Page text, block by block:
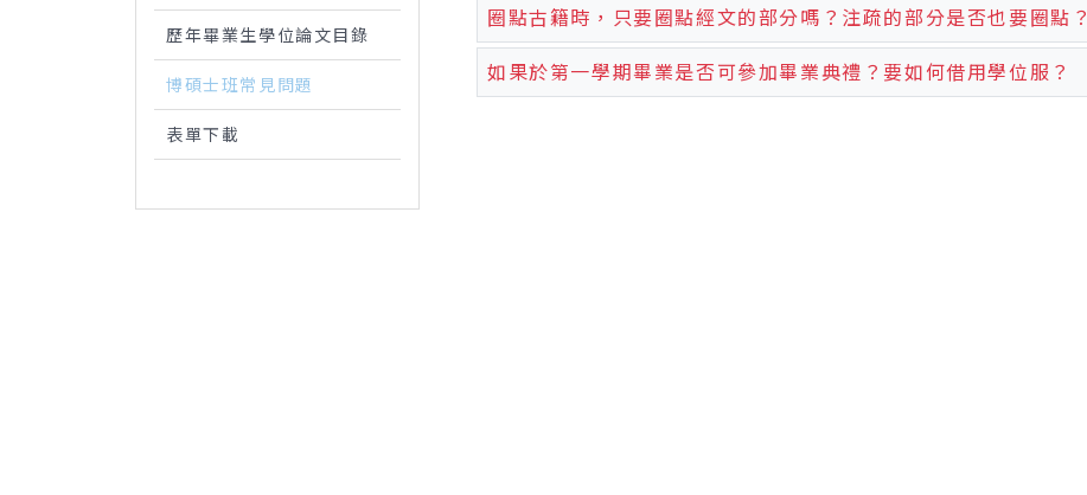
歷年畢業生學位論文目錄
博碩士班常見問題
表單下載
圈點古籍時，只要圈點經文的部分嗎？注疏的部分是否也要圈點？
如果於第一學期畢業是否可參加畢業典禮？要如何借用學位服？